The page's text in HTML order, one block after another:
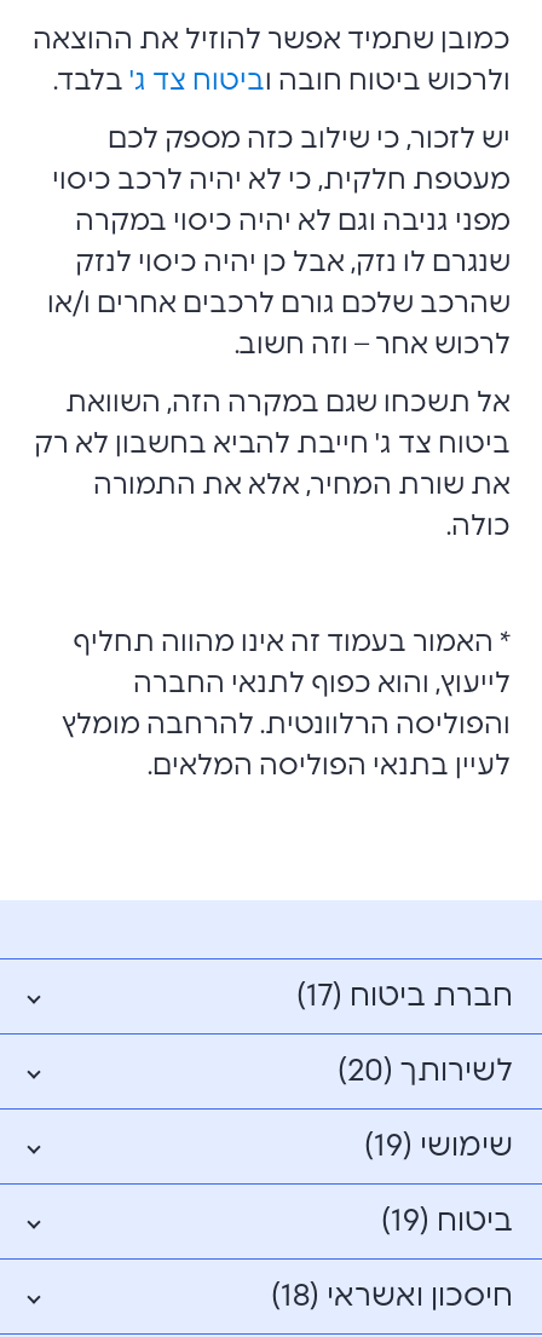
כמובן שתמיד אפשר להוזיל את ההוצאה
ולרכוש ביטוח חובה וביטוח צד ג'בלבד.
יש לזכור, כי שילוב כזה מספק לכם
מעטפת חלקית, כי לא יהיה לרכב כיסוי
מפני גניבה וגם לא יהיה כיסוי במקרה
שנגרם לו נזק, אבל כן יהיה כיסוי לנזק
שהרכב שלכם גורם לרכבים אחרים ו/או
לרכוש אחר – וזה חשוב.
אל תשכחו שגם במקרה הזה, השוואת
ביטוח צד ג' חייבת להביא בחשבון לא רק
את שורת המחיר, אלא את התמורה
כולה.
* האמור בעמוד זה אינו מהווה תחליף
לייעוץ, והוא כפוף לתנאי החברה
והפוליסה הרלוונטית.להרחבה מומלץ
לעיין בתנאי הפוליסה המלאים.
חברת ביטוח (17)
לשירותך (20)
שימושי (19)
ביטוח (19)
חיסכון ואשראי (18)